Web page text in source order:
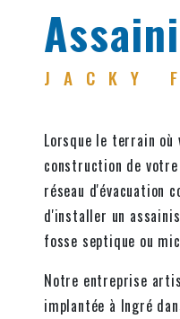
JACKY
Lorsque le terrain
construction de votre
réseau d'évacuation
d'installer un
fosse septique ou
Notre entreprise
implantée à Ingré